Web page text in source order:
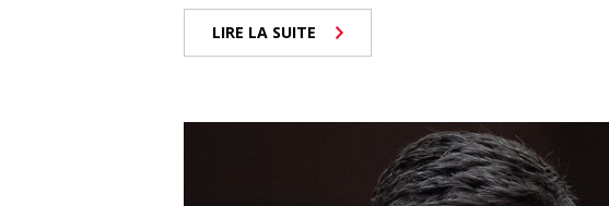
LIRE LA SUITE